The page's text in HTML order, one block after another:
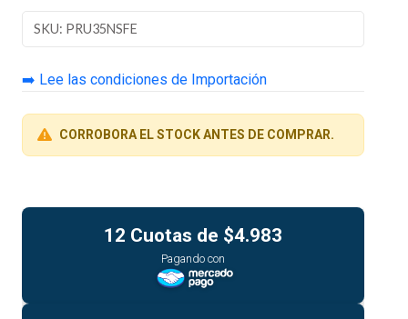
SKU: PRU35NSFE
➡️ Lee las condiciones de Importación
CORROBORA EL STOCK ANTES DE COMPRAR.
12 Cuotas de $4.983
Pagando con